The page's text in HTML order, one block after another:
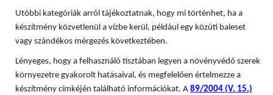
Utóbbi kategóriák arról tájékoztatnak, hogy mi történhet, ha a
készítmény közvetlenül a vízbe kerül, például egy közúti baleset
vagy szándékos mérgezés következtében.
Lényeges, hogy a felhasználó tisztában legyen a növényvédő szerek
környezetre gyakorolt hatásaival, és megfelelően értelmezze a
készítmény címkéjén található információkat. A 89/2004 (V. 15.)